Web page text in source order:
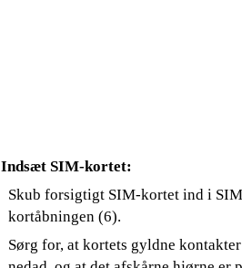
Indsæt SIM-kortet:
Skub forsigtigt SIM-kortet ind i
kortåbningen (6).
Sørg for, at kortets gyldne